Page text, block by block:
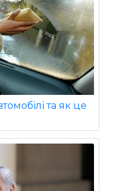
та як це